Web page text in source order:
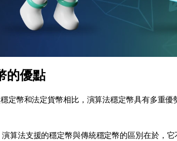
的優點
定幣和法定貨幣相比，演算法穩定幣具有多重
演算法支援的穩定幣與傳統穩定幣的區別在於，